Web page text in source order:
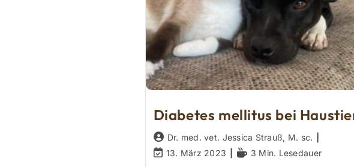
Diabetes mellitus bei
Beitrags-
Autor:
Dr. med. vet. Jessica Strauß, M. sc.
Beitrag
13. März 2023 Lesedauer:
3 Min. Lesedauer